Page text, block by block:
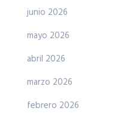
junio 2026
mayo 2026
abril 2026
marzo 2026
febrero 2026